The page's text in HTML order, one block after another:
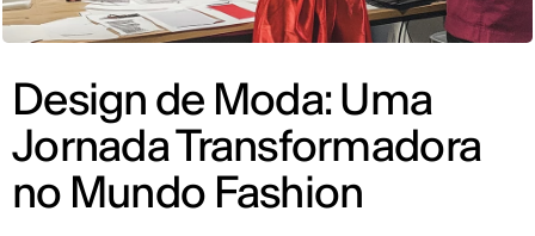
Design de Moda: Uma
Jornada Transformadora
no Mundo Fashion